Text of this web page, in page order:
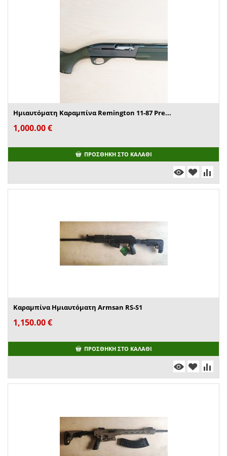
Ημιαυτόματη Καραμπίνα Remington 11-87 Pre...
1,000.00€
ΠΡΟΣΘΉΚΗ ΣΤΟ ΚΑΛΆΘΙ
Καραμπίνα Ημιαυτόματη Armsan RS-S1
1,150.00€
ΠΡΟΣΘΉΚΗ ΣΤΟ ΚΑΛΆΘΙ